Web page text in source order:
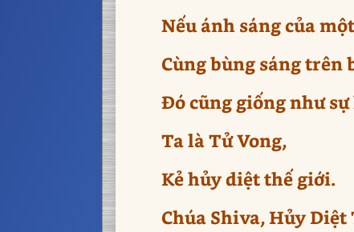
Nếu ánh sáng của
Cùng bùng sáng trên
Đó cũng giống như
Ta là Tử Vong,
Kẻ hủy diệt thế giới.
Chúa Shiva, Hủy